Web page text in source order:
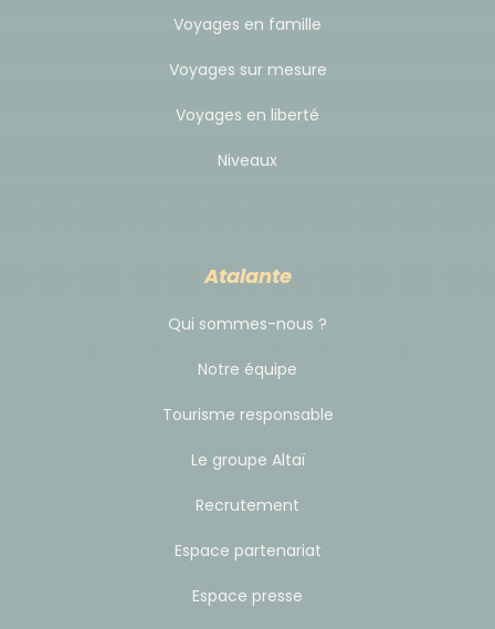
Voyages en famille
Voyages sur mesure
Voyages en liberté
Niveaux
Atalante
Qui sommes-nous ?
Notre équipe
Tourisme responsable
Le groupe Altaï
Recrutement
Espace partenariat
Espace presse